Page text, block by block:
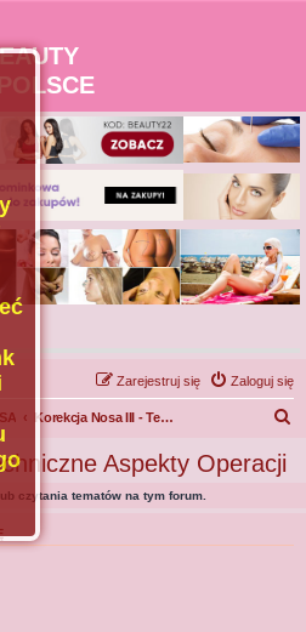
Zaloguj się
Zarejestruj się
Korekcja Nosa III - Techniczne Aspekty Operacji
Aspekty Operacji
czytania tematów na tym forum.